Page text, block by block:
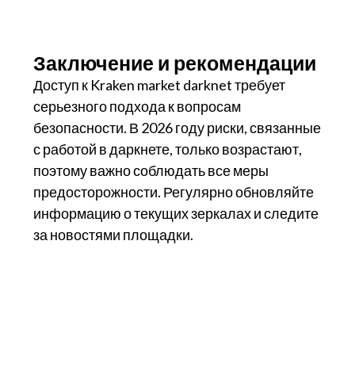
Заключение и рекомендации
Доступ к Kraken market darknet требует
серьезного подхода к вопросам
безопасности. В 2026 году риски, связанные
с работой в даркнете, только возрастают,
поэтому важно соблюдать все меры
предосторожности. Регулярно обновляйте
информацию о текущих зеркалах и следите
за новостями площадки.